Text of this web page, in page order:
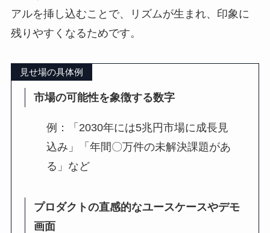
アルを挿し込むことで、リズムが生まれ、印象に
残りやすくなるためです。
見せ場の具体例
市場の可能性を象徴する数字
例：「2030年には5兆円市場に成長見
込み」「年間〇万件の未解決課題があ
る」など
プロダクトの直感的なユースケースやデモ
画面